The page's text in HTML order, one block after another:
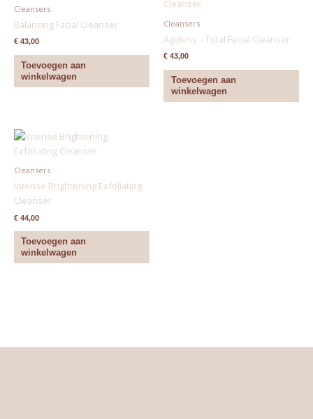
Cleansers
Balancing Facial Cleanser
€43,00
Toevoegen aan
winkelwagen
Cleansers
Ageless – Total Facial Cleanser
€ 43,00
Toevoegen aan
winkelwagen
Cleansers
Intense Brightening Exfoliating
Cleanser
€44,00
Toevoegen aan
winkelwagen